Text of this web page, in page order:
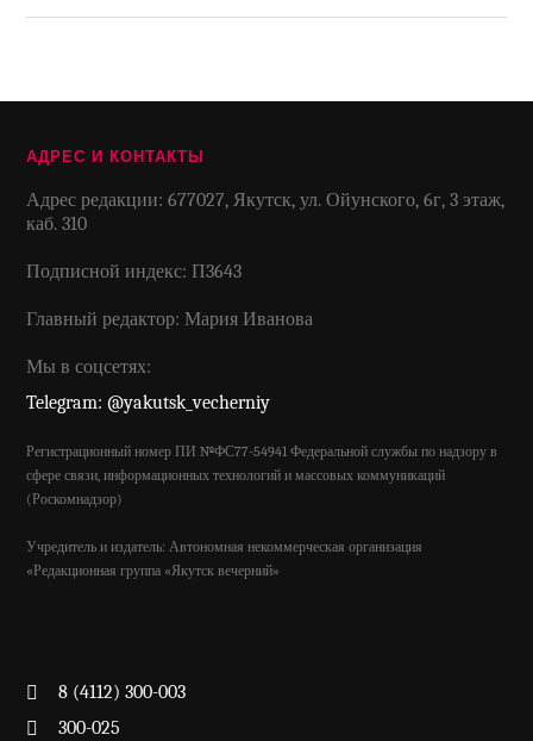
АДРЕС И КОНТАКТЫ
Адрес редакции: 677027, Якутск, ул. Ойунского, 6г, 3 этаж,
каб. 310
Подписной индекс: П3643
Главный редактор: Мария Иванова
Мы в соцсетях:
Telegram: @yakutsk_vecherniy
Регистрационный номер ПИ №ФС77-54941 Федеральной службы по надзору в
сфере связи, информационных технологий и массовых коммуникаций
(Роскомнадзор)
Учредитель и издатель: Автономная некоммерческая организация
«Редакционная группа «Якутск вечерний»
8 (4112) 300-003
300-025